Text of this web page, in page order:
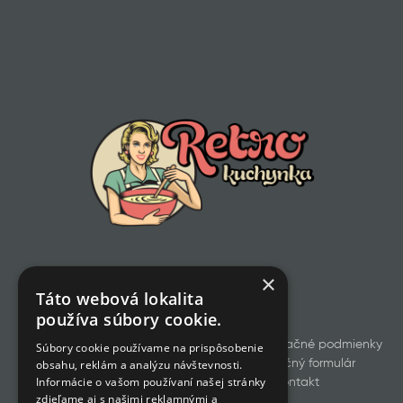
Všetky produkty
Obchodné a reklamačné podmienky
Odstúpenie od zmluvy
Reklamačný formulár
GDPR
Cookies Kontakt
×
Táto webová lokalita
používa súbory cookie.
Súbory cookie používame na prispôsobenie
obsahu, reklám a analýzu návštevnosti.
Informácie o vašom používaní našej stránky
zdieľame aj s našimi reklamnými a